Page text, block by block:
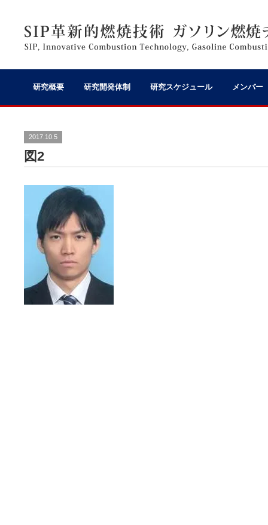
研究概要 研究開発体制 研究スケジュール メンバー
2017.10.5
図2